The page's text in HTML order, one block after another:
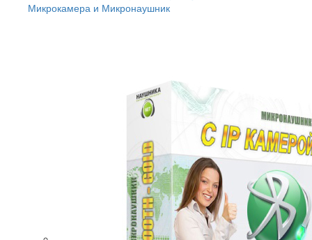
Микрокамера и Микронаушник